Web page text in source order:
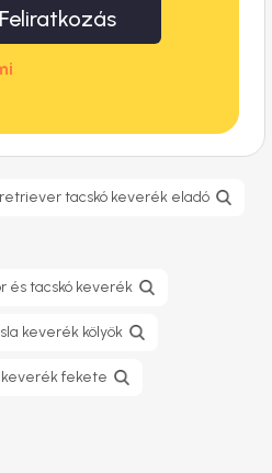
Feliratkozás
tacskó keverék eladó
és tacskó keverék
keverék kölyök
fekete